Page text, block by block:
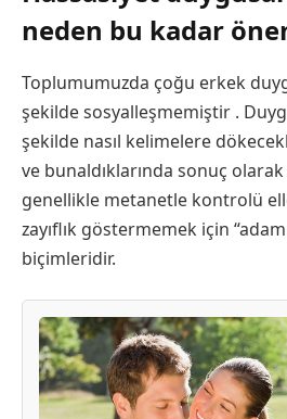
neden bu kadar
Toplumumuzda çoğu erkek
şekilde sosyalleşmemiştir .
şekilde nasıl kelimelere
ve bunaldıklarında sonuç
genellikle metanetle kontrolü
zayıflık göstermemek için
biçimleridir.